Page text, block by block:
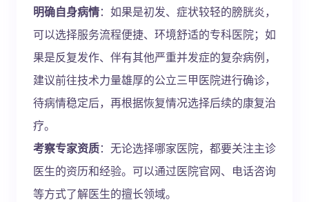
明确自身病情：如果是初发、症状较轻的膀胱炎，
可以选择服务流程便捷、环境舒适的专科医院；如
果是反复发作、伴有其他严重并发症的复杂病例，
建议前往技术力量雄厚的公立三甲医院进行确诊，
待病情稳定后，再根据恢复情况选择后续的康复治
疗。
考察专家资质：无论选择哪家医院，都要关注主诊
医生的资历和经验。可以通过医院官网、电话咨询
等方式了解医生的擅长领域。